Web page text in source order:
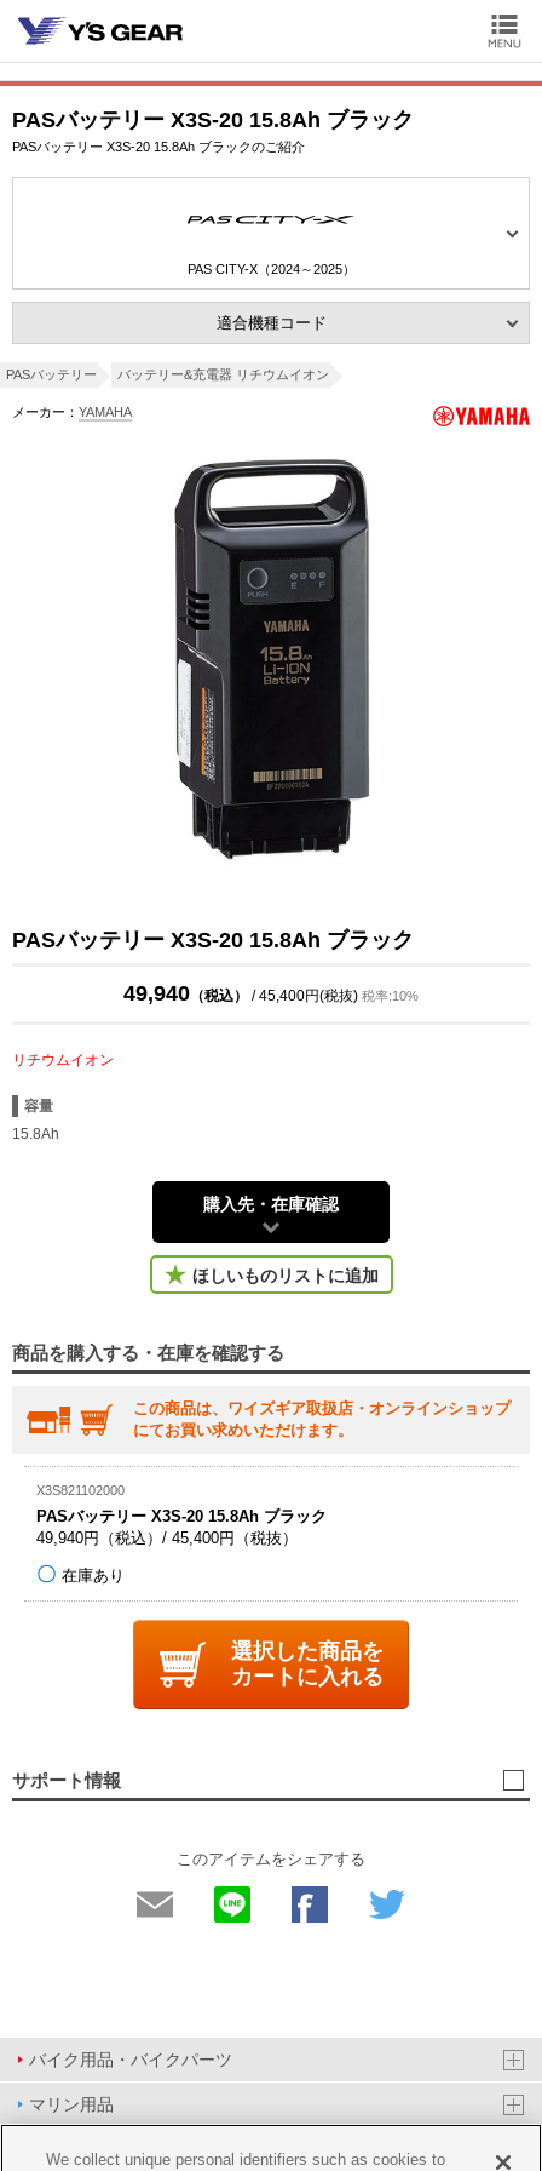
PASバッテリー X3S-20 15.8Ah ブラック
PASバッテリー X3S-20 15.8Ah ブラックのご紹介
PAS CITY-X（2024～2025）
適合機種コード
PASバッテリー バッテリー&充電器 リチウムイオン
メーカー： YAMAHA
PASバッテリー X3S-20 15.8Ah ブラック
49,940 （税込） / 45,400円(税抜) 税率:10%
リチウムイオン
容量
15.8Ah
購入先・在庫確認
ほしいものリストに追加
商品を購入する・在庫を確認する
この商品は、ワイズギア取扱店・オンラインショップ
にてお買い求めいただけます。
X3S821102000
PASバッテリー X3S-20 15.8Ah ブラック
49,940円（税込）/ 45,400円（税抜）
在庫あり
選択した商品を
カートに入れる
サポート情報
このアイテムをシェアする
バイク用品・バイクパーツ
マリン用品
PAS/YPJ用品
We collect unique personal identifiers such as cookies to